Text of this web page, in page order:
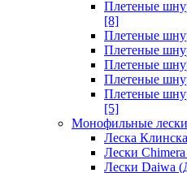
Плетеные
[8]
Плетеные
Плетеные
Плетеные
Плетеные
Плетеные
[5]
Монофильные
Леска
Лески
Лески Daiwa